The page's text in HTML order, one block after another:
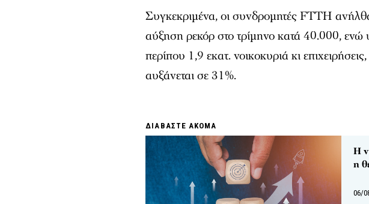
Συγκεκριμένα, οι συνδρομητές FTTH
αύξηση ρεκόρ στο τρίμηνο κατά 40.000, ενώ
περίπου 1,9 εκατ. νοικοκυριά κι
αυξάνεται σε 31%.
ΔΙΑΒΑΣΤΕ ΑΚΟΜΑ
Η
η
06/